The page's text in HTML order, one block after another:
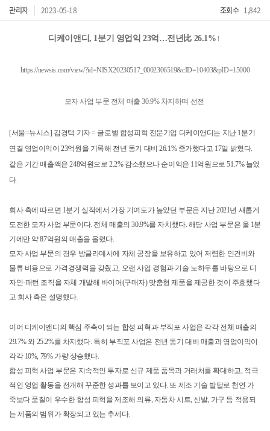
관리자 2023-05-18 조회수 1,842
디케이앤디, 1분기 영업익 23억…전년比 26.1%↑
https://newsis.com/view/?id=NISX20230517_0002306519&cID=10403&pID=15000
​모자 사업 부문 전체 매출 30.9% 차지하며 선전
[서울=뉴시스] 김경택 기자 = 글로벌 합성피혁 전문기업 디케이앤디는 지난 1분기
연결 영업이익이 23억원을 기록해 전년 동기 대비 26.1% 증가했다고 17일 밝혔다.
같은 기간 매출액은 248억원으로 2.2% 감소했으나 순이익은 11억원으로 51.7% 늘었
다.
회사 측에 따르면 1분기 실적에서 가장 기여도가 높았던 부문은 지난 2021년 새롭게
도전한 모자 사업 부문이다. 전체 매출의 30.9%를 자치했다. 해당 사업 부문은 올 1분
기에만 약 87억원의 매출을 올렸다.
모자 사업 부문의 경우 방글라데시에 자체 공장을 보유하고 있어 저렴한 인건비와
물류 비용으로 가격경쟁력을 갖췄고, 오랜 사업 경험과 기술 노하우를 바탕으로 디
자인·패턴 조직을 자체 개발해 바이어(구매자) 맞춤형 제품을 제공한 것이 주효했다
고 회사 측은 설명했다.
이어 디케이앤디의 핵심 주축이 되는 합성 피혁과 부직포 사업은 각각 전체 매출의
29.7% 와 25.2%를 차지했다. 특히 부직포 사업은 전년 동기 대비 매출과 영업이익이
각각 10%, 79% 가량 상승했다.
합성 피혁 사업 부문은 지속적인 투자로 신규 제품 품목과 거래처를 확대하고, 적극
적인 영업 활동을 전개해 꾸준한 성과를 보이고 있다. 또 제조 기술 발달로 천연 가
죽보다 품질이 우수한 합성 피혁을 제조해 의류, 자동차 시트, 신발, 가구 등 적용되
는 제품의 범위가 확장되고 있는 추세다.